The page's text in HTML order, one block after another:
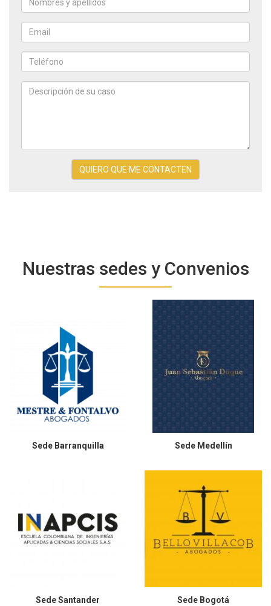
apellidos
*
de
su
QUIERO QUE ME CONTACTEN
Nuestras sedes y Convenios
Sede Barranquilla Sede Medellín
SedeSantander Sede Bogotá